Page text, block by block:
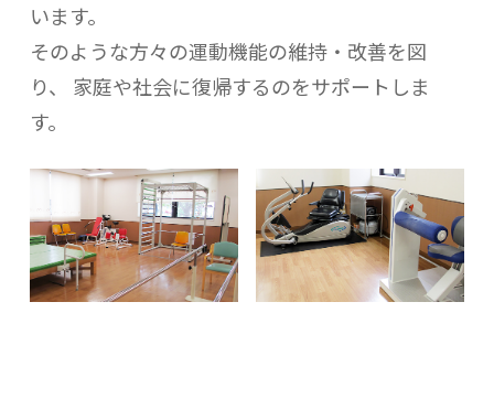
います。
そのような方々の運動機能の維持・改善を図
り、 家庭や社会に復帰するのをサポートしま
す。